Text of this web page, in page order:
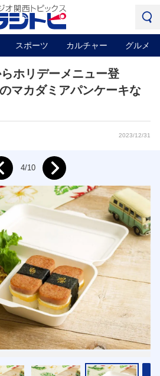
スポーツ カルチャー グルメ
ホリデーメニュー登
マカダミアパンケーキな
2023/12/31
4/10